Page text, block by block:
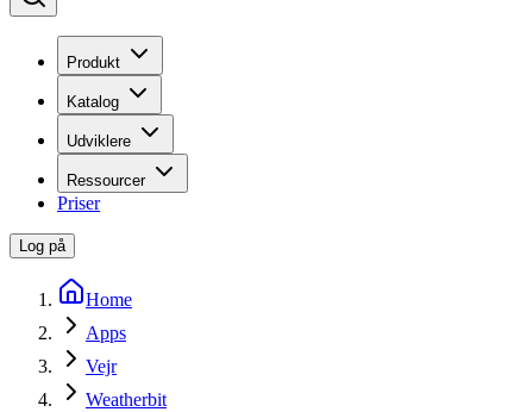
Produkt
Katalog
Udviklere
Ressourcer
Priser
Log på
Home
Apps
Vejr
Weatherbit